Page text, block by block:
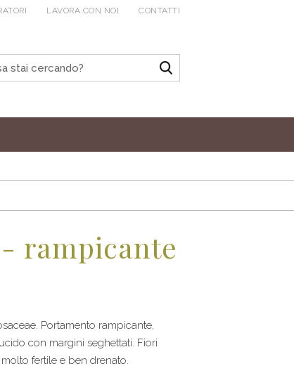
LAVORA CON NOI CONTATTI
rampicante
Portamento rampicante,
con margini seghettati. Fiori
fertile e ben drenato.